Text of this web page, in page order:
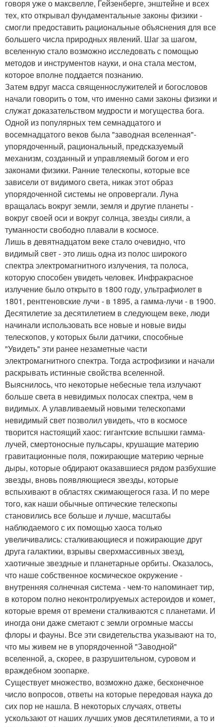
говоря уже о максвелле, Гейзенберге, энштейне и всех
тех, кто открывал фундаментальные законы физики -
смогли предоставить рациональные объяснения для все
большего числа природных явлений. Шаг за шагом,
вселенную стало возможно исследовать с помощью
методов и инструментов науки, и она стала местом,
которое вполне поддается познанию.
Затем вдруг масса священнослужителей и богословов
начали говорить о том, что именно сами законы физики и
служат доказательством мудрости и могущества бога.
Одной из популярных тем семнадцатого и
восемнадцатого веков была "заводная вселенная"-
упорядоченный, рациональный, предсказуемый
механизм, созданный и управляемый богом и его
законами физики. Ранние телескопы, которые все
зависели от видимого света, никак этот образ
упорядоченной системы не опровергали. Луна
вращалась вокруг земли, земля и другие планеты -
вокруг своей оси и вокруг солнца, звезды сияли, а
туманности свободно плавали в космосе.
Лишь в девятнадцатом веке стало очевидно, что
видимый свет - это лишь одна из полос широкого
спектра электромагнитного излучения, та полоса,
которую способен увидеть человек. Инфракрасное
излучение было открыто в 1800 году, ультрафиолет в
1801, рентгеновские лучи - в 1895, а гамма-лучи - в 1900.
Десятилетие за десятилетием в следующем веке, люди
начинали использовать все новые и новые виды
телескопов, у которых были датчики, способные
"Увидеть" эти ранее незаметные части
электромагнитного спектра. Тогда астрофизики и начали
раскрывать истинные свойства вселенной.
Выяснилось, что некоторые небесные тела излучают
больше света в невидимых полосах спектра, чем в
видимых. А улавливаемый новыми телескопами
невидимый свет позволил увидеть, что в космосе
творится настоящий хаос: гигантские вспышки гамма-
лучей, смертоносные пульсары, крушащие материю
гравитационные поля, пожирающие материю черные
дыры, которые обдирают оказавшиеся рядом разбухшие
звезды, вновь появляющиеся звезды, которые
вспыхивают в областях сжимающегося газа. И по мере
того, как наши обычные оптические телескопы
становились все больше и лучше, масштабы
наблюдаемого с их помощью хаоса только
увеличивались: сталкивающиеся и пожирающие друг
друга галактики, взрывы сверхмассивных звезд,
хаотичные звездные и планетарные орбиты. Оказалось,
что наше собственное космическое окружение -
внутренняя солнечная система - чем-то напоминает тир,
в котором полно неконтролируемых астероидов и комет,
которые время от времени сталкиваются с планетами. И
иногда они даже сметают с земли огромные массы
флоры и фауны. Все эти свидетельства указывают на то,
что мы живем не в упорядоченной "Заводной"
вселенной, а, скорее, в разрушительном, суровом и
враждебном зоопарке.
Существует множество, возможно даже, бесконечное
число вопросов, ответы на которые передовая наука до
сих пор не нашла. В некоторых случаях, ответы
ускользают от наших лучших умов десятилетиями, а то и